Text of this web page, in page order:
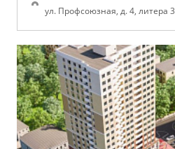
ул. Профсоюзная, д. 4, литера 3